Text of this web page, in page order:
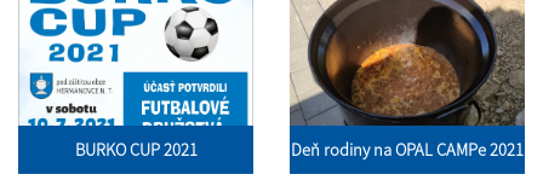
BURKO CUP 2021 Deň rodiny na OPAL CAMPe 2021